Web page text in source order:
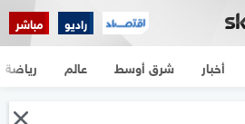
راديو مباشر
أخبار شرق أوسط عالم رياضة